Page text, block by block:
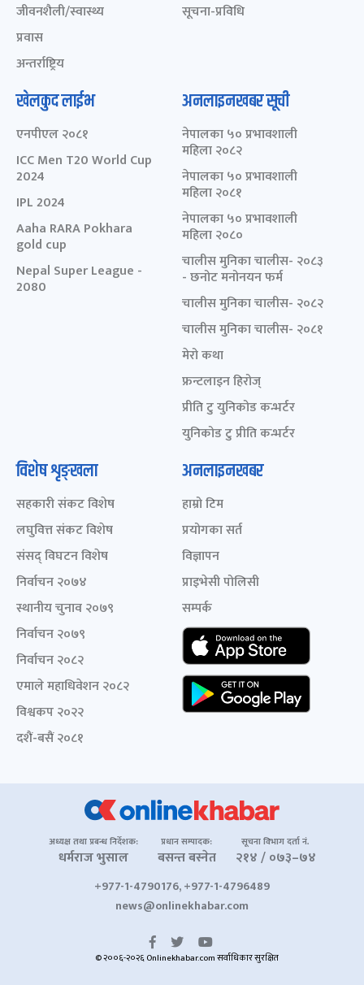
जीवनशैली/स्वास्थ्य
प्रवास
अन्तर्राष्ट्रिय
सूचना-प्रविधि
खेलकुद लाईभ
एनपीएल २०८१
ICC Men T20 World Cup
2024
IPL 2024
Aaha RARA Pokhara
gold cup
Nepal Super League -
2080
अनलाइनखबर सूची
नेपालका ५० प्रभावशाली
महिला २०८२
नेपालका ५० प्रभावशाली
महिला २०८१
नेपालका ५० प्रभावशाली
महिला २०८०
चालीस मुनिका चालीस- २०८३
- छनोट मनोनयन फर्म
चालीस मुनिका चालीस- २०८२
चालीस मुनिका चालीस- २०८१
मेरो कथा
फ्रन्टलाइन हिरोज्
प्रीति टु युनिकोड कन्भर्टर
युनिकोड टु प्रीति कन्भर्टर
विशेष शृङ्खला
सहकारी संकट विशेष
लघुवित्त संकट विशेष
संसद् विघटन विशेष
निर्वाचन २०७४
स्थानीय चुनाव २०७९
निर्वाचन २०७९
निर्वाचन २०८२
एमाले महाधिवेशन २०८२
विश्वकप २०२२
दशैं-बसैं २०८१
अनलाइनखबर
हाम्रो टिम
प्रयोगका सर्त
विज्ञापन
प्राइभेसी पोलिसी
सम्पर्क
अध्यक्ष तथा प्रबन्ध निर्देशक:
धर्मराज भुसाल
प्रधान सम्पादक:
बसन्त बस्नेत
सूचना विभाग दर्ता नं.
२१४ / ०७३–७४
+977-1-4790176, +977-1-4796489
news@onlinekhabar.com
© २००६-२०२६ Onlinekhabar.com सर्वाधिकार सुरक्षित